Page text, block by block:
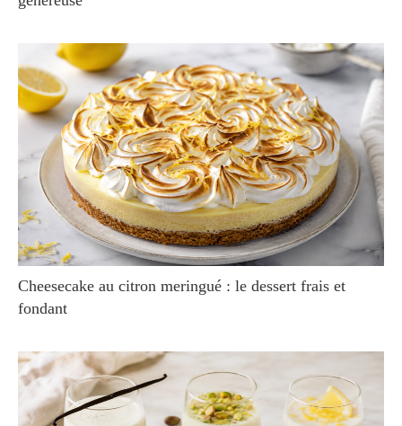
Cheesecake au citron meringué : le dessert frais et
fondant